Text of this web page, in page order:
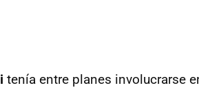
tenía entre planes involucrarse